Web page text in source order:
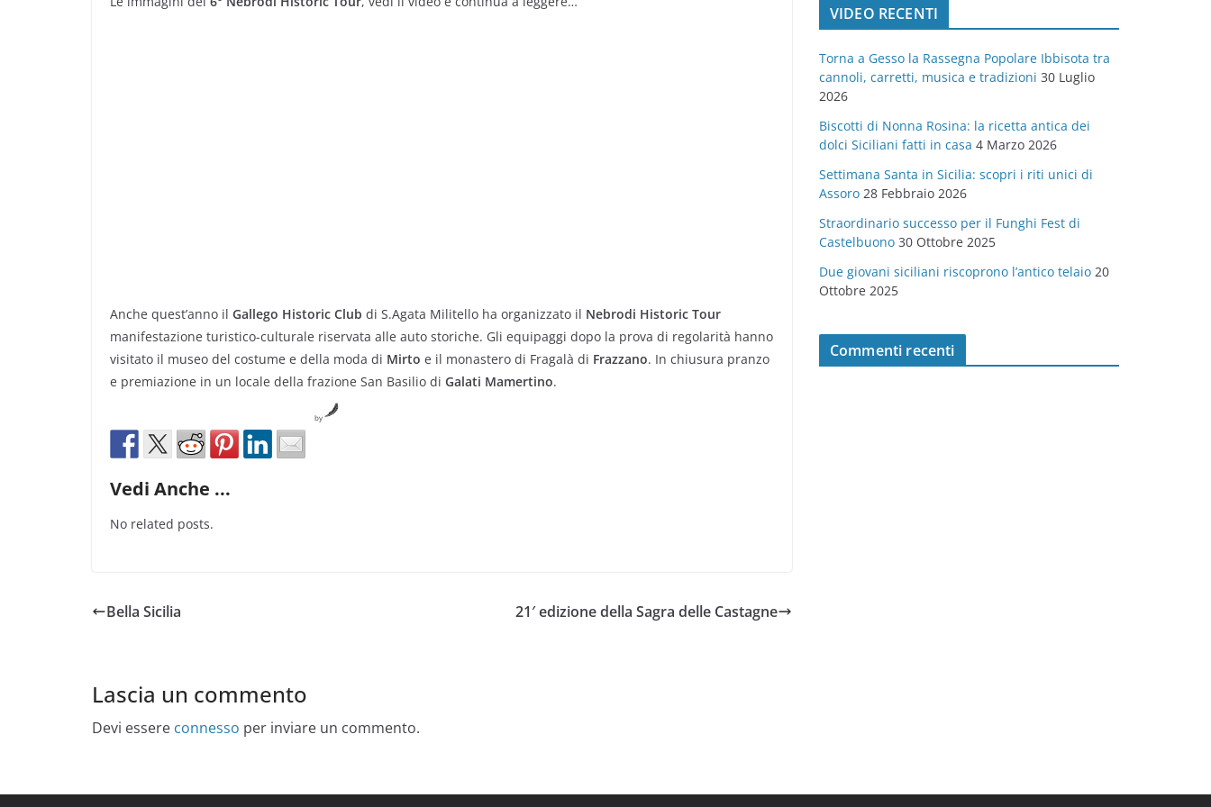
Anche quest’anno il Gallego Historic Club di S.Agata Militello ha organizzato il Nebrodi Historic Tour
manifestazione turistico-culturale riservata alle auto storiche. Gli equipaggi dopo la prova di regolarità hanno
visitato il museo del costume e della moda di Mirto e il monastero di Fragalà di Frazzano. In chiusura pranzo
e premiazione in un locale della frazione San Basilio di Galati Mamertino.
by
Vedi Anche ...
No related posts.
Bella Sicilia 21′ edizione della Sagra delle Castagne
Lascia un commento
Devi essere connesso per inviare un commento.
o
r
e
VIDEO RECENTI
Torna a Gesso la Rassegna Popolare Ibbisota tra
cannoli, carretti, musica e tradizioni 30 Luglio
2026
Biscotti di Nonna Rosina: la ricetta antica dei
dolci Siciliani fatti in casa 4 Marzo 2026
Settimana Santa in Sicilia: scopri i riti unici di
Assoro 28 Febbraio 2026
Straordinario successo per il Funghi Fest di
Castelbuono 30 Ottobre 2025
Due giovani siciliani riscoprono l’antico telaio 20
Ottobre 2025
Commenti recenti